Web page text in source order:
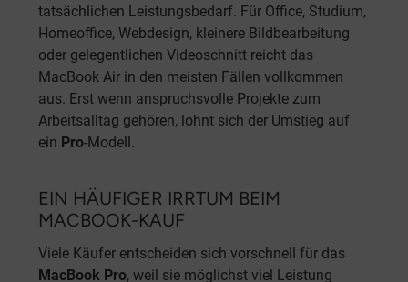
tatsächlichen Leistungsbedarf. Für Office, Studium,
Homeoffice, Webdesign, kleinere Bildbearbeitung
oder gelegentlichen Videoschnitt reicht das
MacBook Air in den meisten Fällen vollkommen
aus. Erst wenn anspruchsvolle Projekte zum
Arbeitsalltag gehören, lohnt sich der Umstieg auf
ein Pro-Modell.
EIN HÄUFIGER IRRTUM BEIM
MACBOOK-KAUF
Viele Käufer entscheiden sich vorschnell für das
MacBook Pro, weil sie möglichst viel Leistung